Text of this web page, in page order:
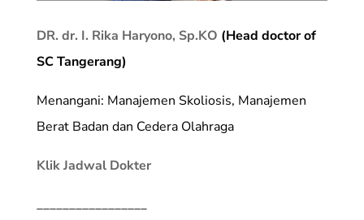
DR. dr. I. Rika Haryono, Sp.KO (Head doctor of
SC Tangerang)
Menangani: Manajemen Skoliosis, Manajemen
Berat Badan dan Cedera Olahraga
Klik Jadwal Dokter
_________________